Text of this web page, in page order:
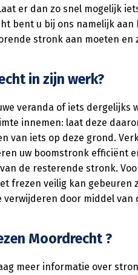
er dan zo snel mogelijk
bent u bij ons namelijk aan
stronk aan moeten en
in zijn werk?
veranda of iets
innemen: laat deze
van iets op deze grond.
uw boomstronk efficiënt
de resterende stronk.
frezen veilig kan
door middel
Moordrecht ?
meer informatie over